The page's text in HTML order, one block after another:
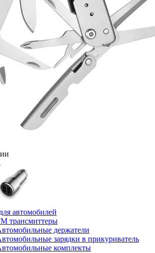
автомобилей
трансмиттеры
держатели
зарядки в прикуриватель
комплекты